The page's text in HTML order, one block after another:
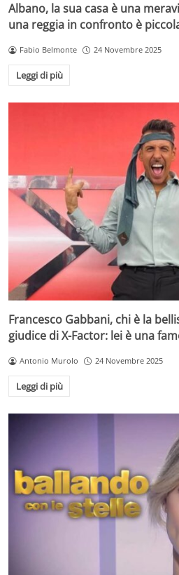
Albano, la sua casa è una
una reggia in confronto è
Fabio Belmonte 24 Novembre 2025
Leggi di più
Francesco Gabbani, chi è la
giudice di X-Factor: lei è una
Antonio Murolo 24 Novembre 2025
Leggi di più